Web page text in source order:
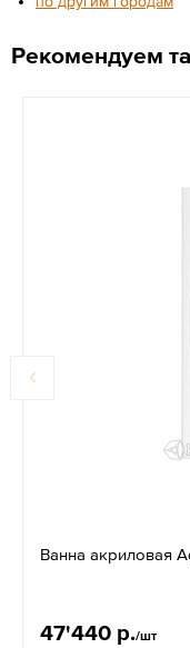
Рекомендуем
Ванна акриловая
47'440 р./шт